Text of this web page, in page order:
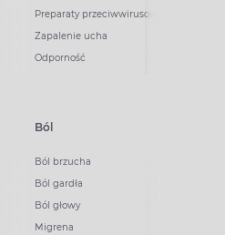
Preparaty przeciwwirusowe
Zapalenie ucha
Odporność
Ból
Ból brzucha
Ból gardła
Ból głowy
Migrena